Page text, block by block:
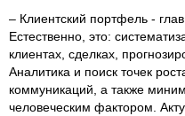
– Клиентский портфель -
Естественно, это:
клиентах, сделках,
Аналитика и поиск точек
коммуникаций, а также
человеческим фактором.